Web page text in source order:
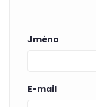
Jméno
E-mail